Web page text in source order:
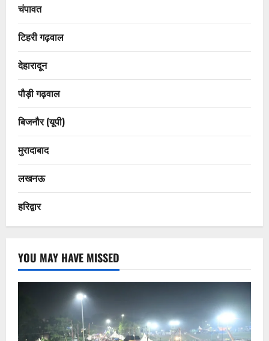
चंपावत
टिहरी गढ़वाल
देहारादून
पौड़ी गढ़वाल
बिजनौर (यूपी)
मुरादाबाद
लखनऊ
हरिद्वार
YOU MAY HAVE MISSED